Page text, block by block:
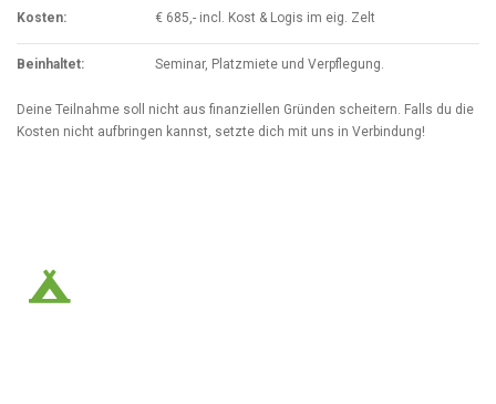
Kosten: € 685,- incl. Kost & Logis im eig. Zelt
Beinhaltet: Seminar, Platzmiete und Verpflegung.
Deine Teilnahme soll nicht aus finanziellen Gründen scheitern. Falls du die
Kosten nicht aufbringen kannst, setzte dich mit uns in Verbindung!